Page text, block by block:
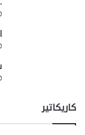
كاريكاتير